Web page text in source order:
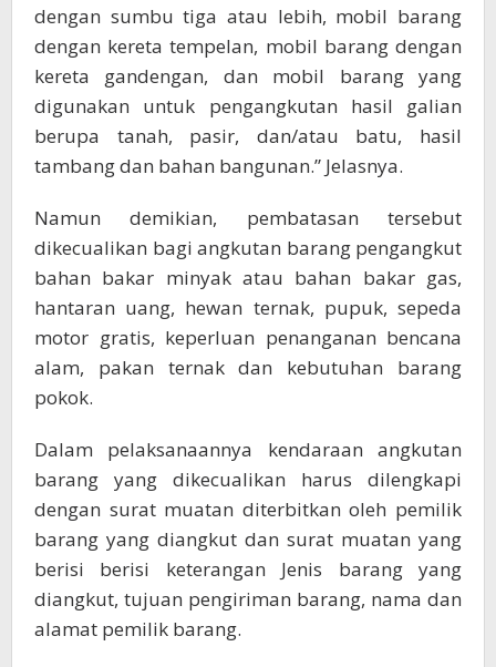
dengan sumbu tiga atau lebih, mobil barang
dengan kereta tempelan, mobil barang dengan
kereta gandengan, dan mobil barang yang
digunakan untuk pengangkutan hasil galian
berupa tanah, pasir, dan/atau batu, hasil
tambang dan bahan bangunan.” Jelasnya.
Namun demikian, pembatasan tersebut
dikecualikan bagi angkutan barang pengangkut
bahan bakar minyak atau bahan bakar gas,
hantaran uang, hewan ternak, pupuk, sepeda
motor gratis, keperluan penanganan bencana
alam, pakan ternak dan kebutuhan barang
pokok.
Dalam pelaksanaannya kendaraan angkutan
barang yang dikecualikan harus dilengkapi
dengan surat muatan diterbitkan oleh pemilik
barang yang diangkut dan surat muatan yang
berisi berisi keterangan Jenis barang yang
diangkut, tujuan pengiriman barang, nama dan
alamat pemilik barang.